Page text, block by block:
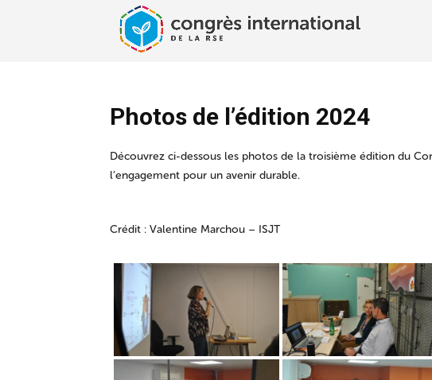
Photos de l’édition 2024
Découvrez ci-dessous les photos de la troisième édition du
l’engagement pour un avenir durable.
Crédit : Valentine Marchou – ISJT